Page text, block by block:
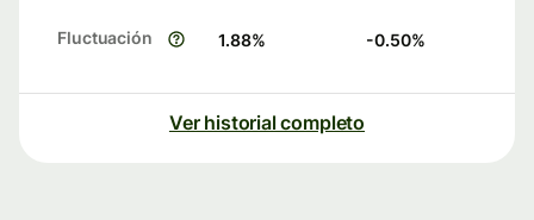
Fluctuación 1.88% -0.50%
Ver historial completo